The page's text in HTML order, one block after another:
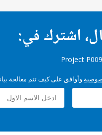
اشترك في:
وأوافق على كيف تتم معالجة